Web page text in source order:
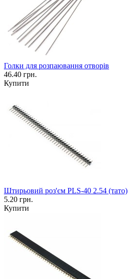
Голки для розпаювання отворів
46.40 грн.
Купити
Штирьовий роз'єм PLS-40 2.54 (тато)
5.20 грн.
Купити